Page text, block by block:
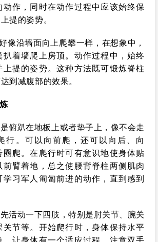
作，同时在动作过程中应该始终保
提的姿势。
像沿墙面向上爬攀一样，在想象中，
着墙爬上房顶。动作过程中，始终
提的姿势。这种方法既可锻炼脊柱
到减腹部的效果。
俯趴在地板上或者垫子上，像不会走
行。可以向前爬，还可以向后、向
爬。在爬行时可有意识地使身体贴
前臂着地，总之使腰背脊柱两侧肌肉
习军人匍匐前进的动作，直到感到
活动一下四肢，特别是肘关节、腕关
节等。开始爬行时，身体保持水平